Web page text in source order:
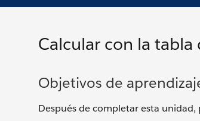
Calcular con la
Objetivos de
Después de completar esta unidad,